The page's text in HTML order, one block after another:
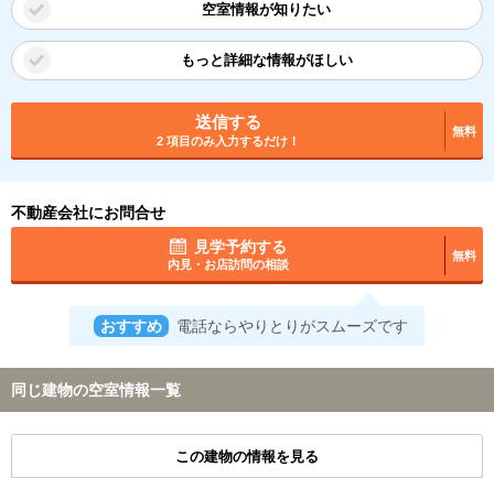
空室情報が知りたい
もっと詳細な情報がほしい
送信する
2 項目のみ入力するだけ！
無料
不動産会社にお問合せ
見学予約する
内見・お店訪問の相談
無料
おすすめ 電話ならやりとりがスムーズです
同じ建物の空室情報一覧
この建物の情報を見る